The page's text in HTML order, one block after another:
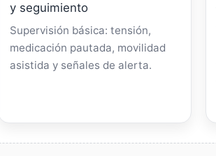
y seguimiento
Supervisión básica: tensión,
medicación pautada, movilidad
asistida y señales de alerta.